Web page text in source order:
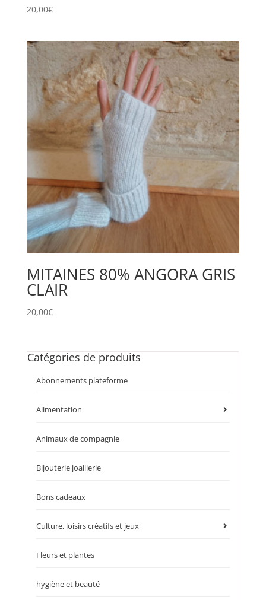
20,00€
MITAINES 80% ANGORA GRIS
CLAIR
20,00€
Catégories de produits
Abonnements plateforme
Alimentation
Animaux de compagnie
Bijouterie joaillerie
Bons cadeaux
Culture, loisirs créatifs et jeux
Fleurs et plantes
hygiène et beauté